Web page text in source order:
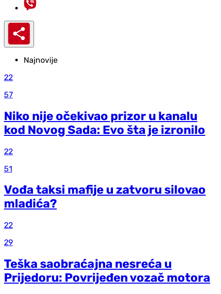
Najnovije
22
57
Niko nije očekivao prizor u kanalu
kod Novog Sada: Evo šta je izronilo
22
51
Vođa taksi mafije u zatvoru silovao
mladića?
22
29
Teška saobraćajna nesreća u
Prijedoru: Povrijeđen vozač motora